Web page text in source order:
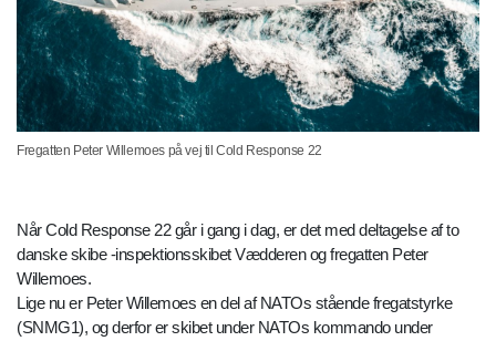
Fregatten Peter Willemoes på vej til Cold Response 22
Når Cold Response 22 går i gang i dag, er det med deltagelse af to
danske skibe -inspektionsskibet Vædderen og fregatten Peter
Willemoes.
Lige nu er Peter Willemoes en del af NATOs stående fregatstyrke
(SNMG1), og derfor er skibet under NATOs kommando under